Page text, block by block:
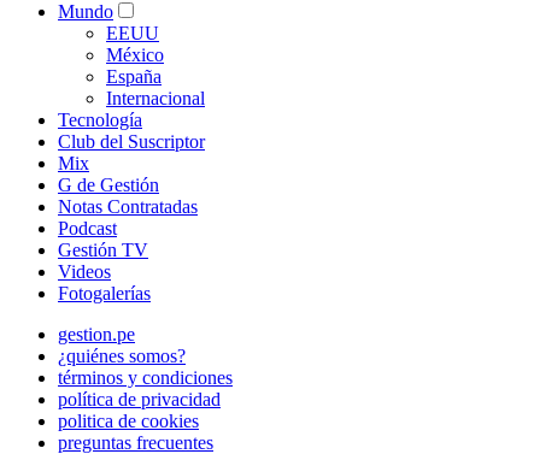
Mundo
EEUU
México
España
Internacional
Tecnología
Club del Suscriptor
Mix
G de Gestión
Notas Contratadas
Podcast
Gestión TV
Videos
Fotogalerías
gestion.pe
¿quiénes somos?
términos y condiciones
política de privacidad
politica de cookies
preguntas frecuentes